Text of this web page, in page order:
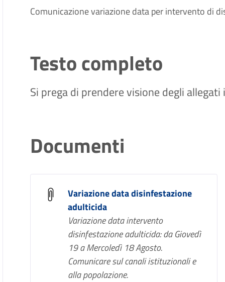
Comunicazione variazione data per intervento di
Testo completo
Si prega di prendere visione degli
Documenti
Variazione data disinfestazione
adulticida
Variazione data intervento
disinfestazione adulticida: da Giovedì
19 a Mercoledì 18 Agosto.
Comunicare sul canali istituzionali e
alla popolazione.